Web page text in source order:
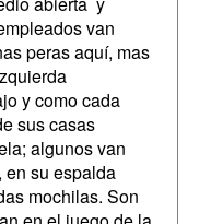
van
peras aquí, mas
y como cada
sus casas
algunos van
en su espalda
mochilas. Son